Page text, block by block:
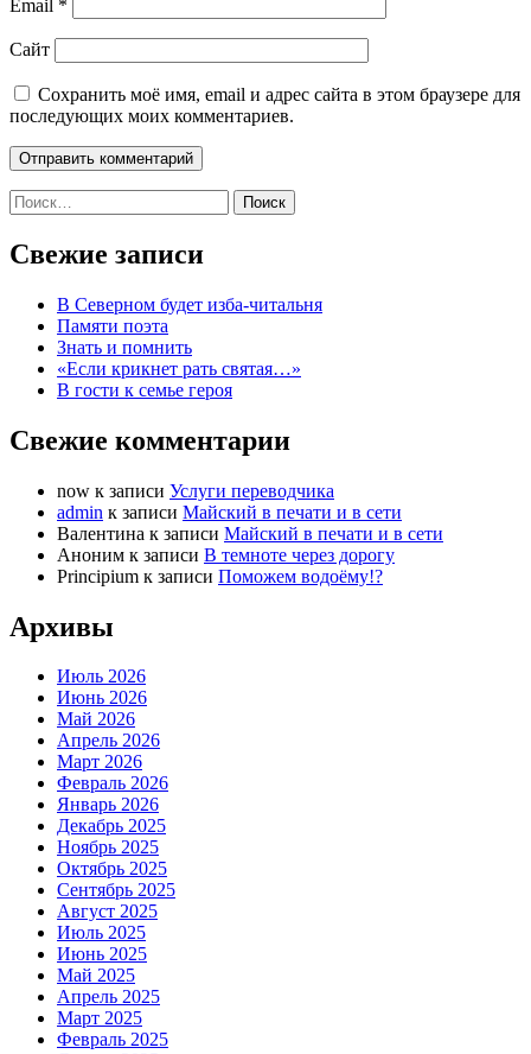
Email *
Сайт
Сохранить моё имя, email и адрес сайта в этом браузере для
последующих моих комментариев.
Найти:
Свежие записи
В Северном будет изба-читальня
Памяти поэта
Знать и помнить
«Если крикнет рать святая…»
В гости к семье героя
Свежие комментарии
now к записи Услуги переводчика
admin к записи Майский в печати и в сети
Валентина к записи Майский в печати и в сети
Аноним к записи В темноте через дорогу
Principium к записи Поможем водоёму!?
Архивы
Июль 2026
Июнь 2026
Май 2026
Апрель 2026
Март 2026
Февраль 2026
Январь 2026
Декабрь 2025
Ноябрь 2025
Октябрь 2025
Сентябрь 2025
Август 2025
Июль 2025
Июнь 2025
Май 2025
Апрель 2025
Март 2025
Февраль 2025